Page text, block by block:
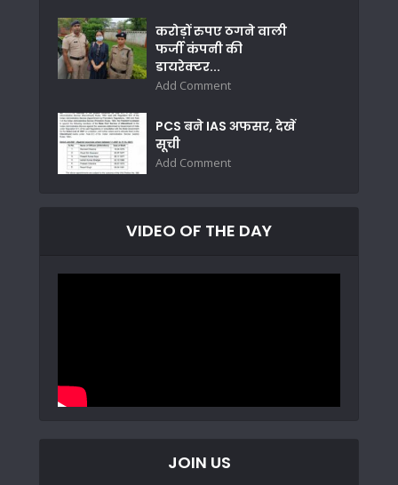
करोड़ों रुपए ठगने वाली
फर्जी कंपनी की
डायरेक्टर...
Add Comment
PCS बने IAS अफसर, देखें
सूची
Add Comment
VIDEO OF THE DAY
JOIN US